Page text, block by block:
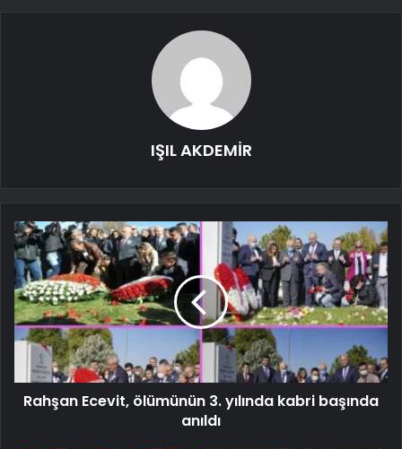
IŞIL AKDEMİR
Rahşan Ecevit, ölümünün 3. yılında kabri başında
anıldı